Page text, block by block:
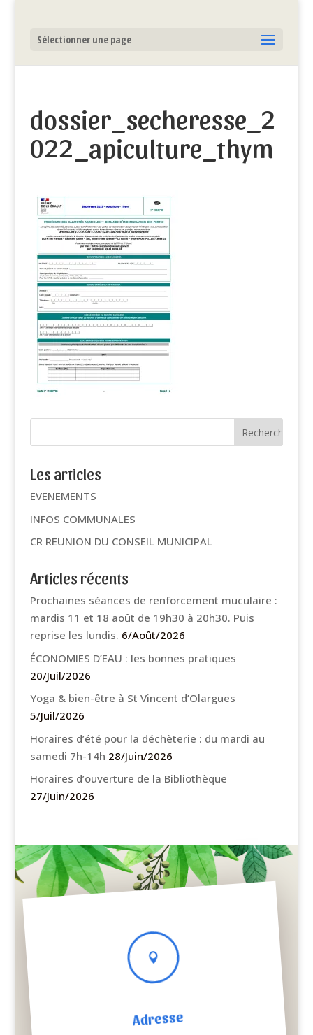
Sélectionner une page
dossier_secheresse_2
022_apiculture_thym
Les articles
EVENEMENTS
INFOS COMMUNALES
CR REUNION DU CONSEIL MUNICIPAL
Articles récents
Prochaines séances de renforcement muculaire :
mardis 11 et 18 août de 19h30 à 20h30. Puis
reprise les lundis. 6/Août/2026
ÉCONOMIES D’EAU : les bonnes pratiques
20/Juil/2026
Yoga & bien-être à St Vincent d’Olargues
5/Juil/2026
Horaires d’été pour la déchèterie : du mardi au
samedi 7h-14h 28/Juin/2026
Horaires d’ouverture de la Bibliothèque
27/Juin/2026

Adresse